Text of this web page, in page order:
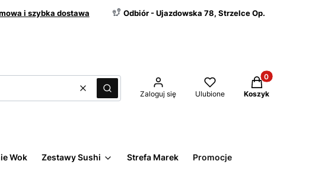
i szybka dostawa Odbiór - Ujazdowska 78, Strzelce Op.
WyczyśćSzukaj Zaloguj się Ulubione
Produkty w
Koszyk
Wok Zestawy Sushi Strefa Marek Promocje